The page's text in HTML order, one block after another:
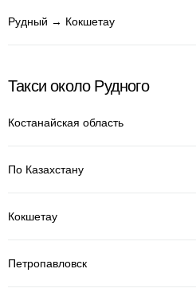
Рудный → Кокшетау
Такси около Рудного
Костанайская область
По Казахстану
Кокшетау
Петропавловск